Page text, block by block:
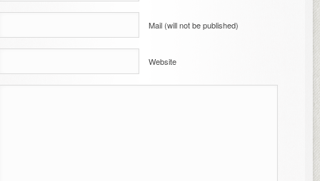
Mail (will not be published)
Website